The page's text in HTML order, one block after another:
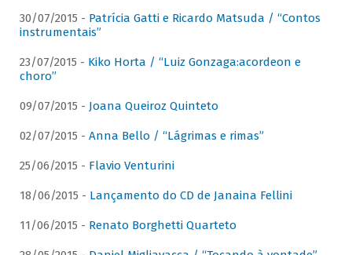
30/07/2015 - Patrícia Gatti e Ricardo Matsuda / “Contos
instrumentais”
23/07/2015 - Kiko Horta / “Luiz Gonzaga:acordeon e
choro”
09/07/2015 - Joana Queiroz Quinteto
02/07/2015 - Anna Bello / “Lágrimas e rimas”
25/06/2015 - Flavio Venturini
18/06/2015 - Lançamento do CD de Janaina Fellini
11/06/2015 - Renato Borghetti Quarteto